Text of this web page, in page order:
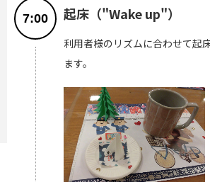
7:00 起床（"Wake up"）
利用者様のリズムに合わせて起
ます。